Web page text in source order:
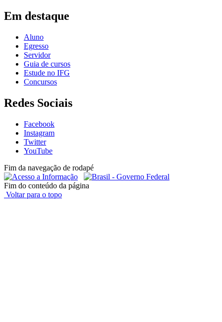
Em destaque
Aluno
Egresso
Servidor
Guia de cursos
Estude no IFG
Concursos
Redes Sociais
Facebook
Instagram
Twitter
YouTube
Fim da navegação de rodapé
Fim do conteúdo da página
Voltar para o topo